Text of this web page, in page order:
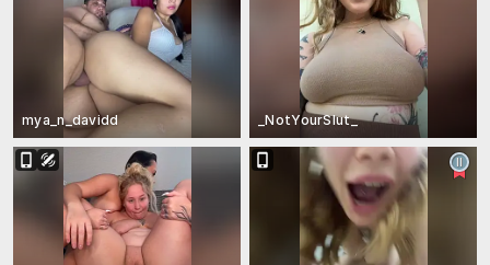
mya_n_davidd _NotYourSlut_